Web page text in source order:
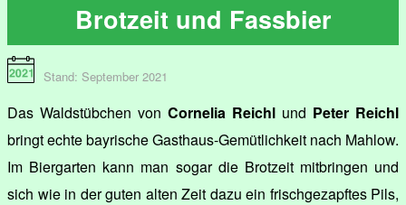
Brotzeit und Fassbier
Stand: September 2021
Das Waldstübchen von Cornelia Reichl und Peter Reichl
bringt echte bayrische Gasthaus-Gemütlichkeit nach Mahlow.
Im Biergarten kann man sogar die Brotzeit mitbringen und
sich wie in der guten alten Zeit dazu ein frischgezapftes Pils,